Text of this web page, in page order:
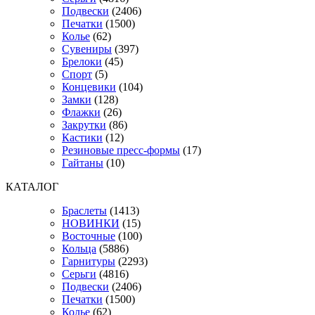
Подвески (2406)
Печатки (1500)
Колье (62)
Сувениры (397)
Брелоки (45)
Спорт (5)
Концевики (104)
Замки (128)
Флажки (26)
Закрутки (86)
Кастики (12)
Резиновые пресс-формы (17)
Гайтаны (10)
КАТАЛОГ
Браслеты (1413)
НОВИНКИ (15)
Восточные (100)
Кольца (5886)
Гарнитуры (2293)
Серьги (4816)
Подвески (2406)
Печатки (1500)
Колье (62)